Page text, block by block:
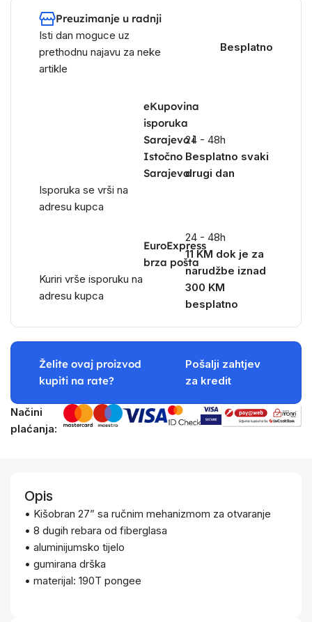
Preuzimanje u radnji
Isti dan moguce uz
prethodnu najavu za neke
artikle
Besplatno
eKupovina
isporuka
Sarajevo i
Istočno
Sarajevo
Isporuka se vrši na
adresu kupca
24 - 48h
Besplatno svaki
drugi dan
EuroExpress
brza pošta
Kuriri vrše isporuku na
adresu kupca
24 - 48h
11 KM dok je za
narudžbe iznad
300 KM
besplatno
Želite ovaj proizvod
kupiti na rate?
Pošalji zahtjev
za kredit
Načini
plaćanja:
Opis
• Kišobran 27” sa ručnim mehanizmom za otvaranje
• 8 dugih rebara od fiberglasa
• aluminijumsko tijelo
• gumirana drška
• materijal: 190T pongee